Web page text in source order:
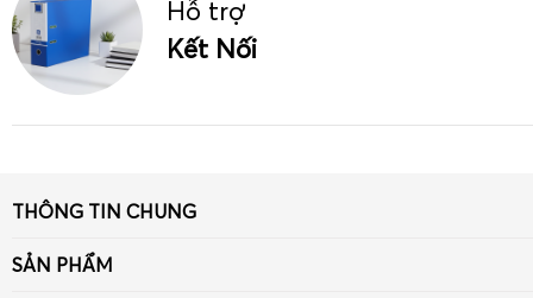
Hỗ trợ
Kết Nối
SẢN PHẨM
THÔNG TIN CHUNG